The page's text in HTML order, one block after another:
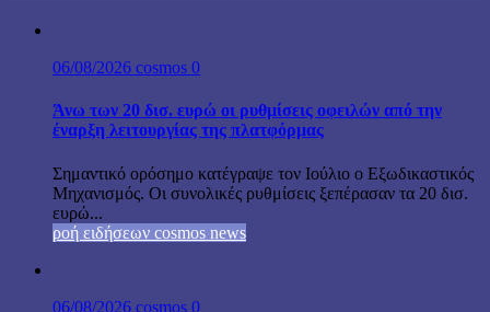
06/08/2026 cosmos 0
Άνω των 20 δισ. ευρώ οι ρυθμίσεις οφειλών από την
έναρξη λειτουργίας της πλατφόρμας
Σημαντικό ορόσημο κατέγραψε τον Ιούλιο ο Εξωδικαστικός
Μηχανισμός. Οι συνολικές ρυθμίσεις ξεπέρασαν τα 20 δισ.
ευρώ...
ροή ειδήσεων cosmos news
06/08/2026 cosmos 0